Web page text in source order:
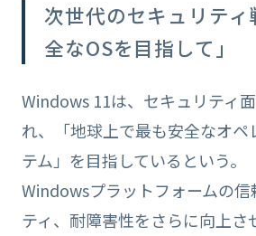
次世代のセキュリテ
全なOSを目指して」
Windows 11は、セキュリティ
れ、「地球上で最も安全なオペ
テム」を目指しているという。
Windowsプラットフォームの信
ティ、耐障害性をさらに向上さ